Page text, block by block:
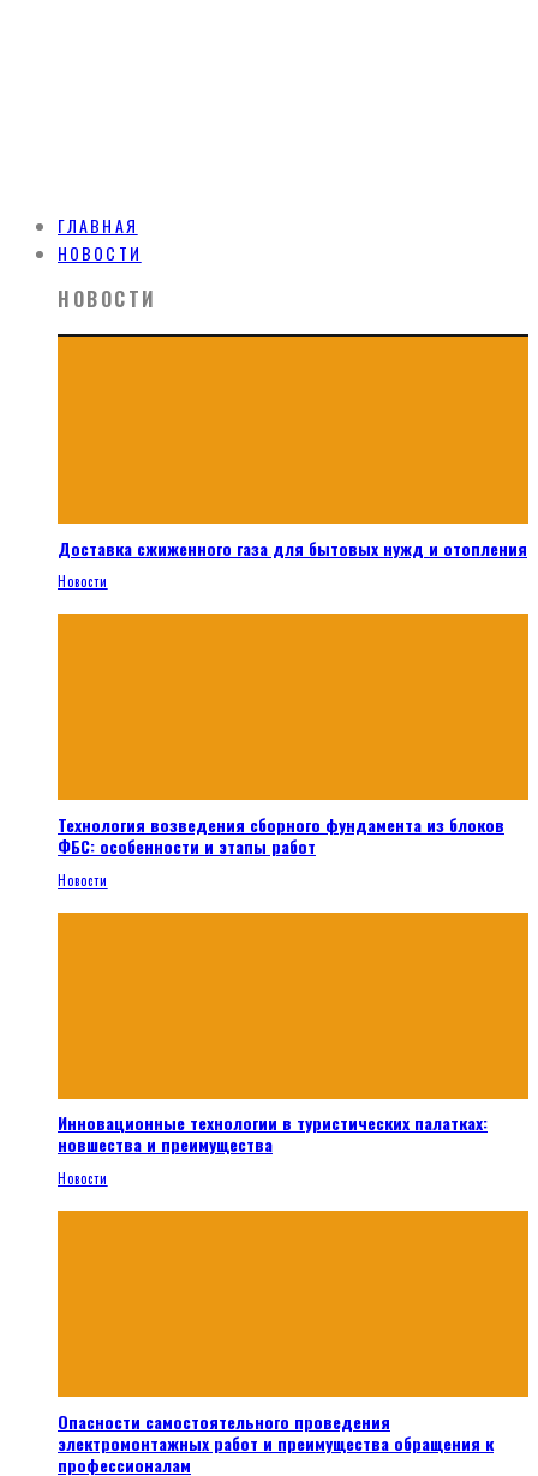
ГЛАВНАЯ
НОВОСТИ
НОВОСТИ
Доставка сжиженного газа для бытовых нужд и отопления
Новости
Технология возведения сборного фундамента из блоков
ФБС: особенности и этапы работ
Новости
Инновационные технологии в туристических палатках:
новшества и преимущества
Новости
Опасности самостоятельного проведения
электромонтажных работ и преимущества обращения к
профессионалам